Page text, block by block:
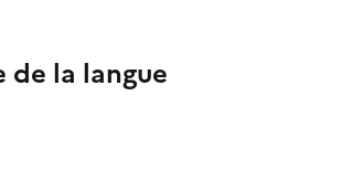
la langue